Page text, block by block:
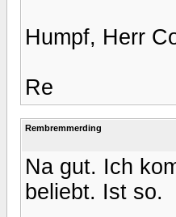
Humpf, Herr
Re
Rembremmerding
Na gut. Ich
beliebt. Ist so.